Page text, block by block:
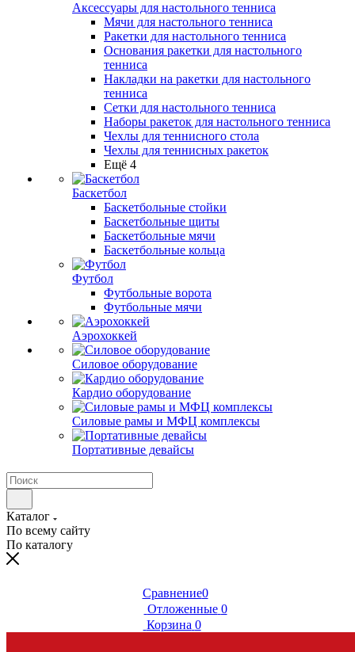
Аксессуары для настольного тенниса
Мячи для настольного тенниса
Ракетки для настольного тенниса
Основания ракетки для настольного
тенниса
Накладки на ракетки для настольного
тенниса
Сетки для настольного тенниса
Наборы ракеток для настольного тенниса
Чехлы для теннисного стола
Чехлы для теннисных ракеток
Ещё 4
Баскетбол
Баскетбольные стойки
Баскетбольные щиты
Баскетбольные мячи
Баскетбольные кольца
Футбол
Футбольные ворота
Футбольные мячи
Аэрохоккей
Силовое оборудование
Кардио оборудование
Силовые рамы и МФЦ комплексы
Портативные девайсы
Каталог
По всему сайту
По каталогу
Сравнение0
Отложенные 0
Корзина 0